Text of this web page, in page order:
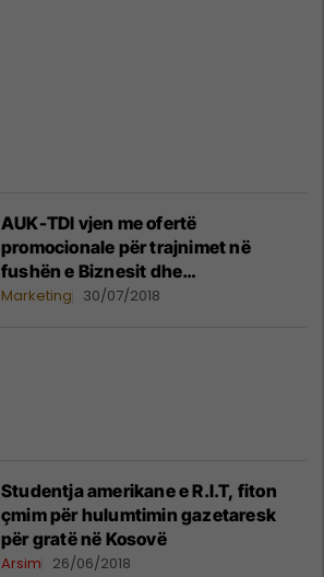
AUK-TDI vjen me ofertë
promocionale për trajnimet në
fushën e Biznesit dhe
Menaxhmentit
Marketing 30/07/2018
Studentja amerikane e R.I.T, fiton
çmim për hulumtimin gazetaresk
për gratë në Kosovë
Arsim 26/06/2018